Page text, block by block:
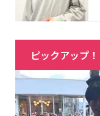
ピックアップ！